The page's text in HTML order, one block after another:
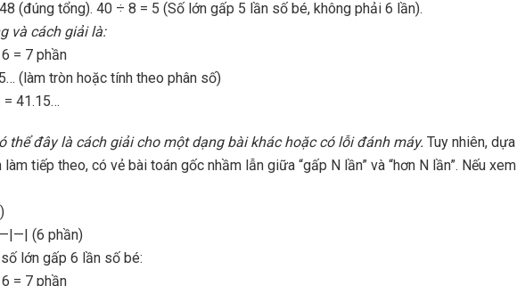
(đúng tổng). 40 ÷ 8 = 5 (Số lớn gấp 5 lần số bé, không phải 6 lần).
và cách giải là:
= 7 phần
(làm tròn hoặc tính theo phân số)
= 41.15…
thể đây là cách giải cho một dạng bài khác hoặc có lỗi đánh máy. Tuy nhiên, dựa
tiếp theo, có vẻ bài toán gốc nhầm lẫn giữa “gấp N lần” và “hơn N lần”. Nếu xem
(6 phần)
lớn gấp 6 lần số bé:
= 7 phần